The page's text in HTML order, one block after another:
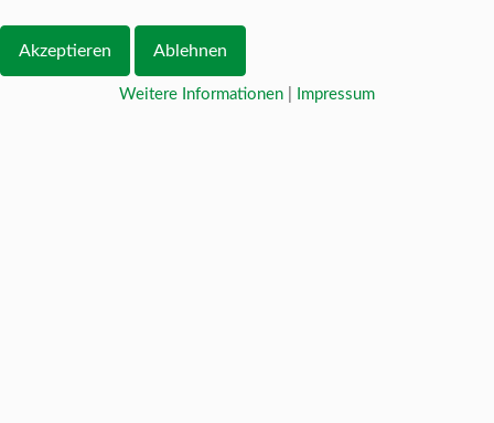
Akzeptieren Ablehnen
Weitere Informationen Impressum